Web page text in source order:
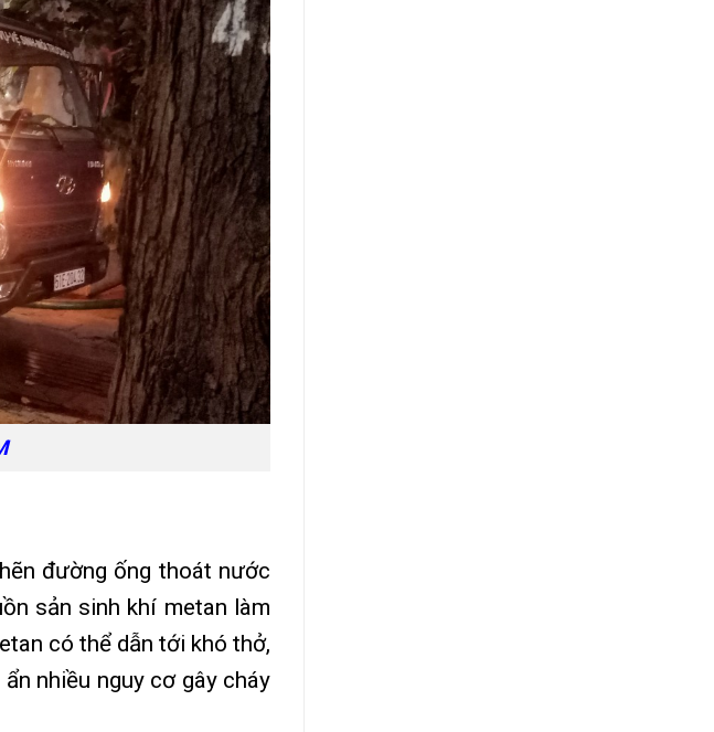
đường ống thoát nước
sản sinh khí metan làm
có thể dẫn tới khó thở,
nhiều nguy cơ gây cháy